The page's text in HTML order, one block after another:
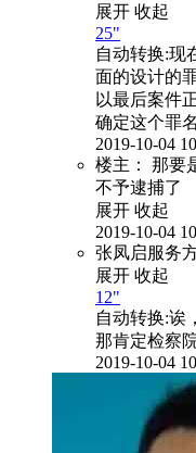
展开 收起
25"
自动转换:现
面的设计的
以最后案件
确定这个罪名
2019-10-04
楼主：
那要
不予逮捕了
展开 收起
2019-10-04
张凤启服务方
展开 收起
12"
自动转换:诶
那肯定检察
2019-10-04